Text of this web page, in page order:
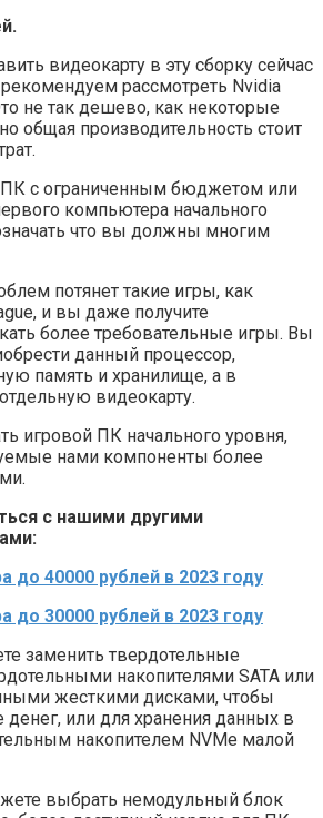
видеокарту в эту сборку сейчас
рассмотреть Nvidia
не так дешево, как некоторые
общая производительность стоит
ПК с ограниченным бюджетом или
компьютера начального
что вы должны многим
потянет такие игры, как
и вы даже получите
более требовательные игры. Вы
данный процессор,
память и хранилище, а в
видеокарту.
игровой ПК начального уровня,
нами компоненты более
с нашими другими
до 40000 рублей в 2023 году
до 30000 рублей в 2023 году
заменить твердотельные
накопителями SATA или
жесткими дисками, чтобы
или для хранения данных в
накопителем NVMe малой
выбрать немодульный блок